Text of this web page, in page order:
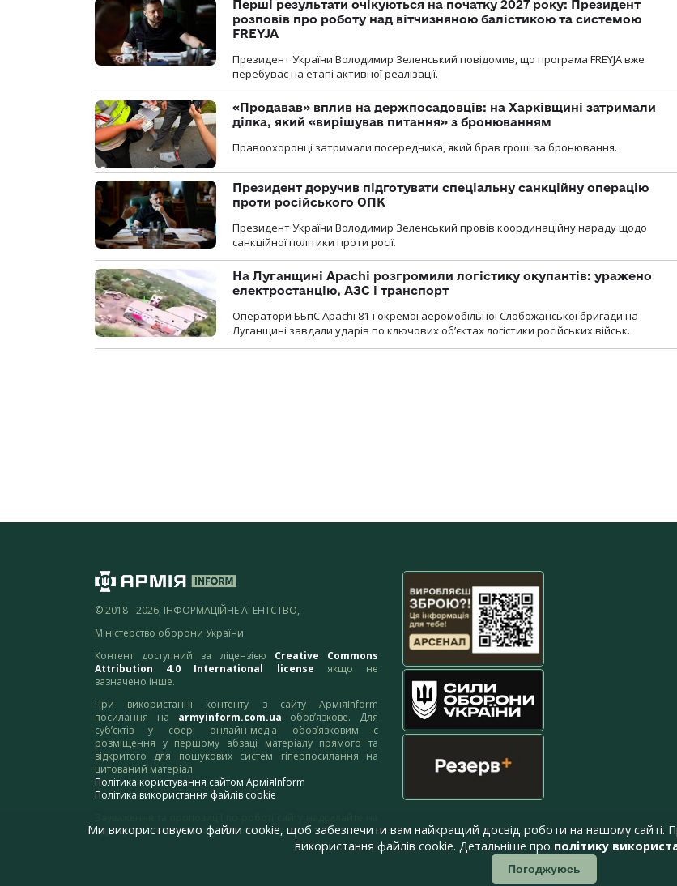
Перші результати очікуються на початку 2027 року: Президент
розповів про роботу над вітчизняною балістикою та системою
FREYJA
Президент України Володимир Зеленський повідомив, що програма FREYJA вже
перебуває на етапі активної реалізації.
«Продавав» вплив на держпосадовців: на Харківщині затримали
ділка, який «вирішував питання» з бронюванням
Правоохоронці затримали посередника, який брав гроші за бронювання.
Президент доручив підготувати спеціальну санкційну операцію
проти російського ОПК
Президент України Володимир Зеленський провів координаційну нараду щодо
санкційної політики проти росії.
На Луганщині Apachi розгромили логістику окупантів: уражено
електростанцію, АЗС і транспорт
Оператори ББпС Apachi 81-ї окремої аеромобільної Слобожанської бригади на
Луганщині завдали ударів по ключових об’єктах логістики російських військ.
© 2018 - 2026, ІНФОРМАЦІЙНЕ АГЕНТСТВО,
Міністерство оборони України
Контент доступний за ліцензією Creative Commons
Attribution 4.0 International license якщо не
зазначено інше.
При використанні контенту з сайту АрміяInform
посилання на armyinform.com.ua обов’язкове. Для
суб’єктів у сфері онлайн-медіа обов’язковим є
розміщення у першому абзаці матеріалу прямого та
відкритого для пошукових систем гіперпосилання на
цитований матеріал.
Політика користування сайтом АрміяInform
Політика використання файлів cookie
адресу:webmaster@armyinform.com.ua
Ми використовуємо файли cookie, щоб забезпечити вам найкращий досвід роботи на нашому сайті.
використання файлів cookie. Детальніше про політику
Погоджуюсь